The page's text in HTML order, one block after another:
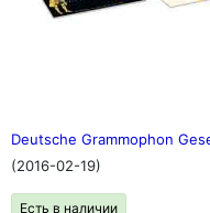
Deutsche Grammophon
(2016-02-19)
Есть в наличии